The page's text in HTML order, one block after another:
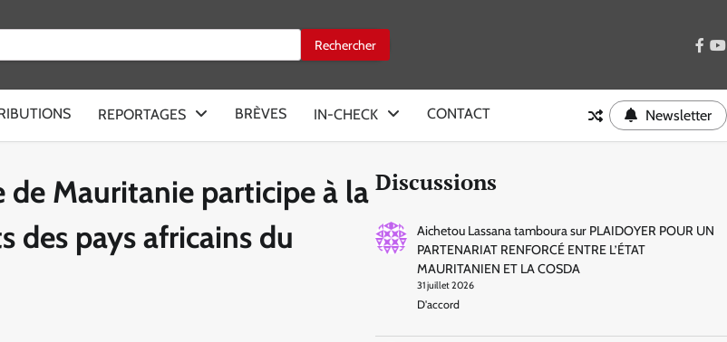
REPORTAGES BRÈVES IN-CHECK CONTACT Newsletter
de Mauritanie participe à la
des pays africains du
Discussions
Aichetou Lassana tambourasur PLAIDOYER POUR UN
PARTENARIAT RENFORCÉ ENTRE L’ÉTAT
MAURITANIEN ET LA COSDA
31 juillet 2026
D'accord